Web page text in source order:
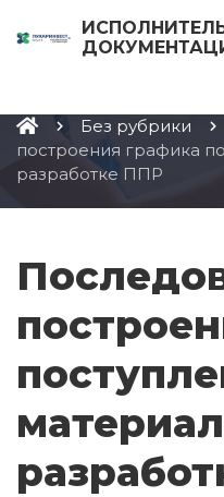
Без рубрики
построения графика
разработке ППР